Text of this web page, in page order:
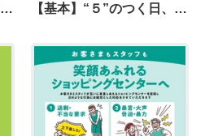
かながわトクトクキャンペーン「かなトク！」 6月19日（金）よりスタート！ 【基本】“５”のつく日、5日、15日、25日はJRE POINT2倍DAY！